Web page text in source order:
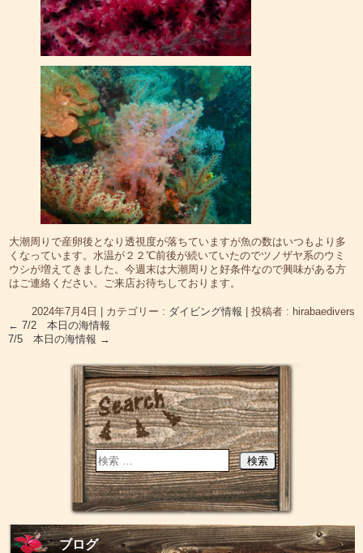
大潮周りで産卵後となり透視度が落ちていますが魚の数はいつもより多
くなっています。水温が２２℃前後が続いていたのでツノザヤ系のウミ
ウシが増えてきました。今週末は大潮周りと好条件なので興味がある方
はご連絡ください。ご来店お待ちしております。
2024年7月4日 カテゴリー : ダイビング情報
投稿者 : hirabaedivers
← 7/2 本日の海情報
7/5 本日の海情報 →
ブログ